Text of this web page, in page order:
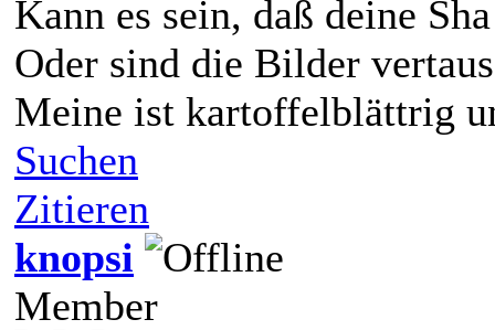
Kann es sein, daß deine
Oder sind die Bilder
Meine ist kartoffelblättrig
Suchen
Zitieren
knopsi
Member